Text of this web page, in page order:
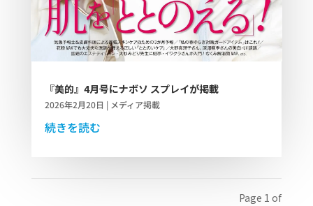
『美的』4月号にナボソ スプレイが掲載
2026年2月20日 | メディア掲載
続きを読む
Page 1 of